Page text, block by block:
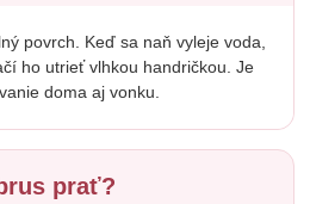
povrch. Keď sa naň vyleje voda,
ho utrieť vlhkou handričkou. Je
doma aj vonku.
prať?